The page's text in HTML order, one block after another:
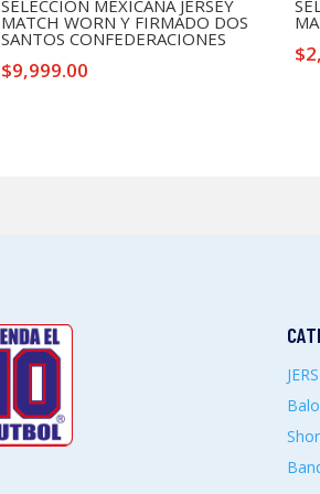
SELECCION MEXICANA JERSEY
MATCH WORN Y FIRMADO DOS
SANTOS CONFEDERACIONES
$9,999.00
$